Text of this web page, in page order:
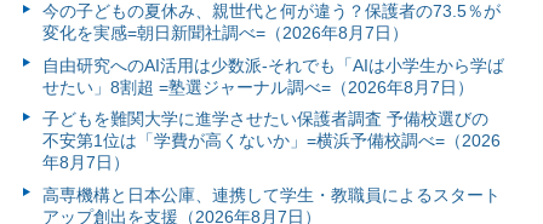
今の子どもの夏休み、親世代と何が違う？保護者の73.5％が
変化を実感=朝日新聞社調べ=（2026年8月7日）
自由研究へのAI活用は少数派-それでも「AIは小学生から学ば
せたい」8割超 =塾選ジャーナル調べ=（2026年8月7日）
子どもを難関大学に進学させたい保護者調査 予備校選びの
不安第1位は「学費が高くないか」=横浜予備校調べ=（2026
年8月7日）
高専機構と日本公庫、連携して学生・教職員によるスタート
アップ創出を支援（2026年8月7日）